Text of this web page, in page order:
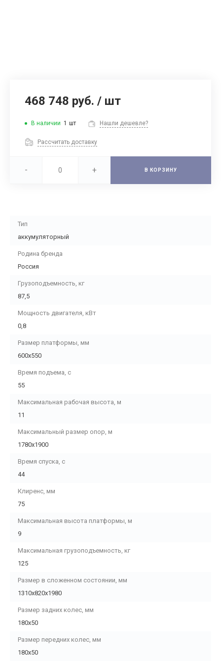
468 748 руб. / шт
В наличии 1 шт Нашли дешевле?
Рассчитать доставку
- + В КОРЗИНУ
Тип
аккумуляторный
Родина бренда
Россия
Грузоподъемность, кг
87,5
Мощность двигателя, кВт
0,8
Размер платформы, мм
600х550
Время подъема, с
55
Максимальная рабочая высота, м
11
Максимальный размер опор, м
1780х1900
Время спуска, с
44
Клиренс, мм
75
Максимальная высота платформы, м
9
Максимальная грузоподъемность, кг
125
Размер в сложенном состоянии, мм
1310х820х1980
Размер задних колес, мм
180х50
Размер передних колес, мм
180х50